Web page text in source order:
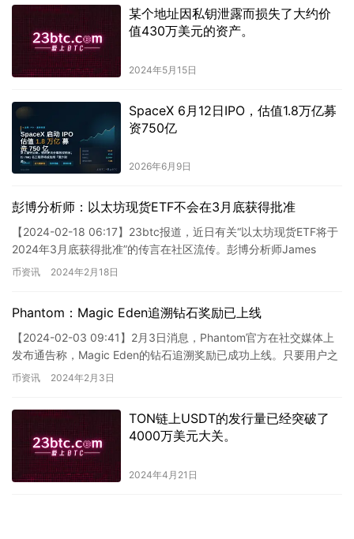
某个地址因私钥泄露而损失了大约价
值430万美元的资产。
2024年5月15日
SpaceX 6月12日IPO，估值1.8万亿募
资750亿
2026年6月9日
彭博分析师：以太坊现货ETF不会在3月底获得批准
【2024-02-18 06:17】23btc报道，近日有关“以太坊现货ETF将于
2024年3月底获得批准”的传言在社区流传。彭博分析师James
Seyffart在X平台回应称，…
币资讯 2024年2月18日
Phantom：Magic Eden追溯钻石奖励已上线
【2024-02-03 09:41】2月3日消息，Phantom官方在社交媒体上
发布通告称，Magic Eden的钻石追溯奖励已成功上线。只要用户之
前曾使用过Magic Eden上…
币资讯 2024年2月3日
TON链上USDT的发行量已经突破了
4000万美元大关。
2024年4月21日